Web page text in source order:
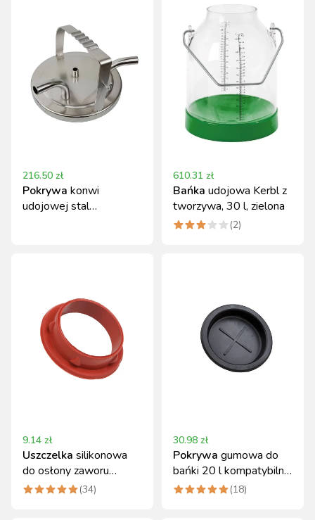
216.50 zł
Pokrywa konwi
udojowej stal
610.31 zł
Bańka udojowa Kerbl z
tworzywa, 30 l, zielona
(2)
9.14 zł
Uszczelka silikonowa
do osłony zaworu
pulsatora Canagri
(34)
30.98 zł
Pokrywa gumowa do
bańki 20 l kompatybilna
z konwiami udojowymi
(18)